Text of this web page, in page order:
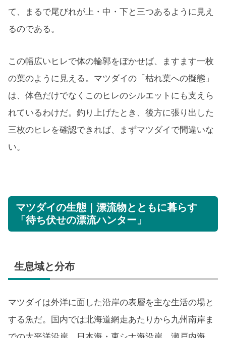
て、まるで尾びれが上・中・下と三つあるように見え
るのである。
この幅広いヒレで体の輪郭をぼかせば、ますます一枚
の葉のように見える。マツダイの「枯れ葉への擬態」
は、体色だけでなくこのヒレのシルエットにも支えら
れているわけだ。釣り上げたとき、後方に張り出した
三枚のヒレを確認できれば、まずマツダイで間違いな
い。
マツダイの生態｜漂流物とともに暮らす
「待ち伏せの漂流ハンター」
生息域と分布
マツダイは外洋に面した沿岸の表層を主な生活の場と
する魚だ。国内では北海道網走あたりから九州南岸ま